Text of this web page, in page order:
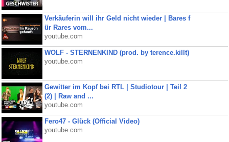
Verkäuferin will ihr Geld nicht wieder | Bares f
ür Rares vom...
youtube.com
WOLF - STERNENKIND (prod. by terence.killt)
youtube.com
Gewitter im Kopf bei RTL | Studiotour | Teil 2
(2) | Raw and ...
youtube.com
Fero47 - Glück (Official Video)
youtube.com